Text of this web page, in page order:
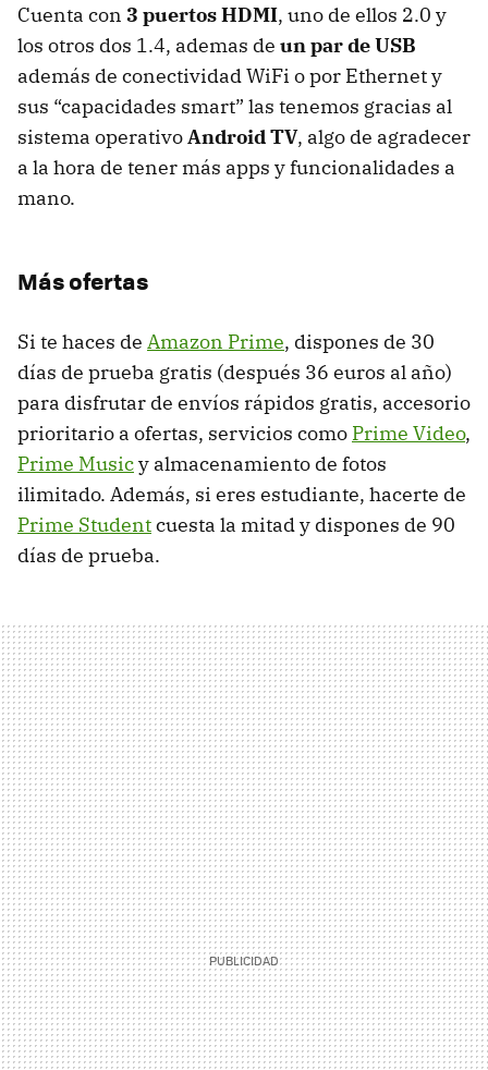
Cuenta con 3 puertos HDMI, uno de ellos 2.0 y
los otros dos 1.4, ademas de un par de USB
además de conectividad WiFi o por Ethernet y
sus “capacidades smart” las tenemos gracias al
sistema operativoAndroid TV, algo de agradecer
a la hora de tener más apps y funcionalidades a
mano.
Más ofertas
Si te haces de Amazon Prime, dispones de 30
días de prueba gratis (después 36 euros al año)
para disfrutar de envíos rápidos gratis, accesorio
prioritario a ofertas, servicios como Prime Video,
Prime Musicy almacenamiento de fotos
ilimitado. Además, si eres estudiante, hacerte de
Prime Studentcuesta la mitad y dispones de 90
días de prueba.